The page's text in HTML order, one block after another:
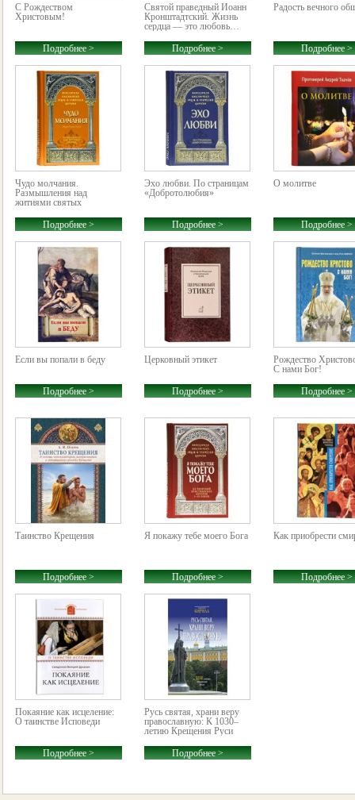
С Рождеством
Христовым!
Подробнее >
Святой праведный Иоанн
Кронштадтский. Жизнь
сердца — это любовь…
Подробнее >
Радость вечного
Подробнее >
Чудо молчания.
Размышления над
житиями святых
Подробнее >
Эхо любви. По страницам
«Добротолюбия»
Подробнее >
О молитве
Подробнее >
Если вы попали в беду
Подробнее >
Церковный этикет
Подробнее >
Рождество
С нами Бог!
Подробнее >
Таинство Крещения
Подробнее >
Я покажу тебе моего Бога
Подробнее >
Как приобрести
Подробнее >
Покаяние как исцеление:
О таинстве Исповеди
Подробнее >
Русь святая, храни веру
православную: К 1030–
летию Крещения Руси
Подробнее >